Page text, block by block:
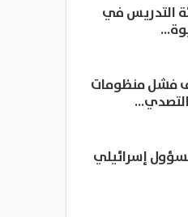
التدريس في
فشل منظومات
إسرائيلي